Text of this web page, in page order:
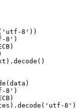
8'))
8')
8')
8')